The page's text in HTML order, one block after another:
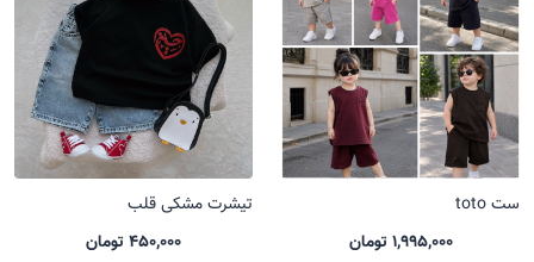
ست toto
1,995,000 تومان
تیشرت مشکی قلب
450,000 تومان